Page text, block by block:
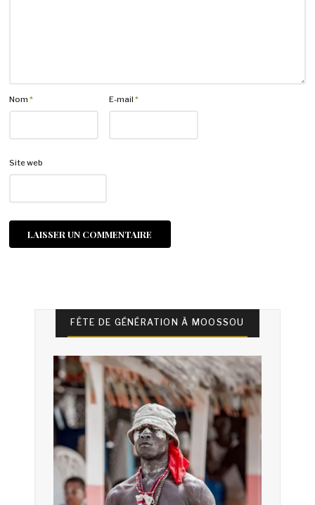
Nom* E-mail*
Site web
FÊTE DE GÉNÉRATION À MOOSSOU